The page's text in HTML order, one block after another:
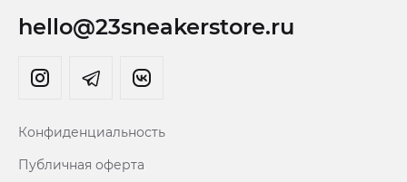
hello@23sneakerstore.ru
Конфиденциальность
Публичная оферта